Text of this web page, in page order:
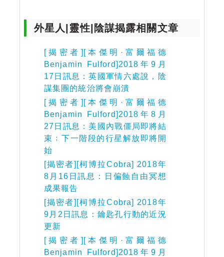
外星人|靈性|陰謀揭露相關文章
[揭密者][本傑明·富爾福德
Benjamin Fulford]2018年9月
17日訊息：英國軍情六處說，陰
謀集團的統治將會崩潰
[揭密者][本傑明·富爾福德
Benjamin Fulford]2018年8月
27日訊息：美國內戰僵局即將結
束﹔下一階段的行星解放即將開
始
[揭密者][柯博拉Cobra] 2018年
8月16日訊息：日偏蝕自由冥想
成果報告
[揭密者][柯博拉Cobra] 2018年
9月2日訊息：鑰匙孔行動的近況
更新
[揭密者][本傑明·富爾福德
Benjamin Fulford]2018年9月